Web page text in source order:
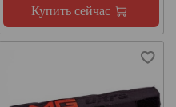
Купить сейчас